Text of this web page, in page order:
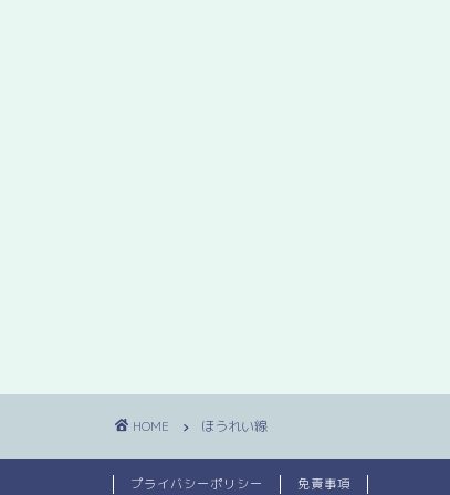
HOME ほうれい線
プライバシーポリシー 免責事項